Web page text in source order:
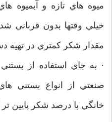
ميوه هاي تازه و آبميوه
خيلي وقتها بدون قرباني
مقدار شكر كمتري در تهيه
· به جاي استفاده از
صنعتي از انواع بستني
خانگي با درصد شكر پايين تر